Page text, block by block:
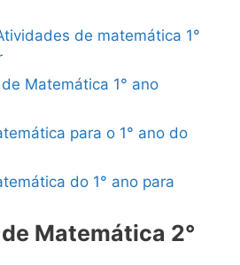
de matemática 1°
Matemática 1° ano
para o 1° ano do
do 1° ano para
Matemática 2°